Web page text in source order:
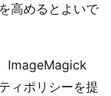
高めるとよいで
ImageMagick
ィポリシーを提